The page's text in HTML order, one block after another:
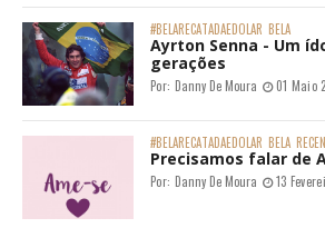
#BELARECATADAEDOLAR BELA
Ayrton Senna - Um
gerações
Por: Danny De Moura 01 Maio
#BELARECATADAEDOLAR BELA
Precisamos falar de
Por: Danny De Moura 13